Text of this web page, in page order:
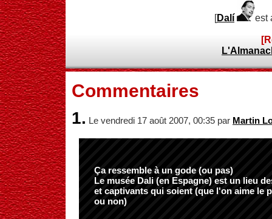
[Dalí est
Commentaires
1. Le vendredi 17 août 2007, 00:35 par Martin
Ça ressemble à un gode (ou pas)
Le musée Dali (en Espagne) est un lieu
et captivants qui soient (que l'on aime le
ou non)